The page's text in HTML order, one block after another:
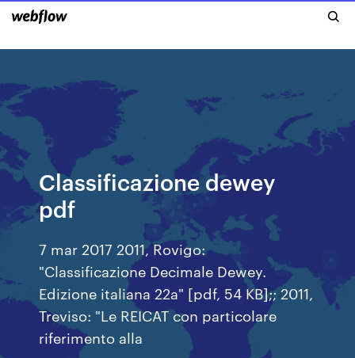
Classificazione dewey
pdf
7 mar 2017 2011, Rovigo:
"Classificazione Decimale Dewey.
Edizione italiana 22a" [pdf, 54 KB];; 2011,
Treviso: "Le REICAT con particolare
riferimento alla